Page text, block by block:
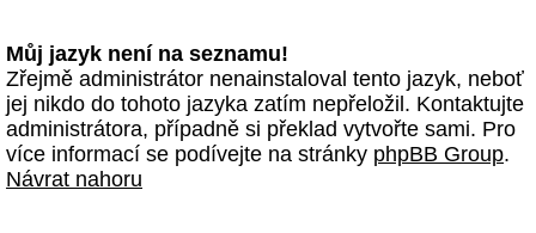
Můj jazyk není na seznamu!
Zřejmě administrátor nenainstaloval tento jazyk, neboť
jej nikdo do tohoto jazyka zatím nepřeložil. Kontaktujte
administrátora, případně si překlad vytvořte sami. Pro
více informací se podívejte na stránky phpBB Group.
Návrat nahoru